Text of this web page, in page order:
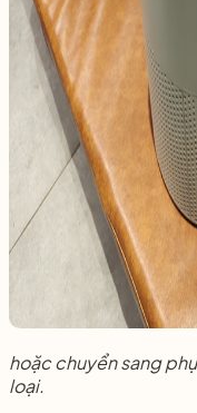
hoặc chuyển sang
loại.